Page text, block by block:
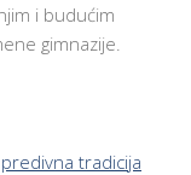
i budućim
gimnazije.
predivna tradicija